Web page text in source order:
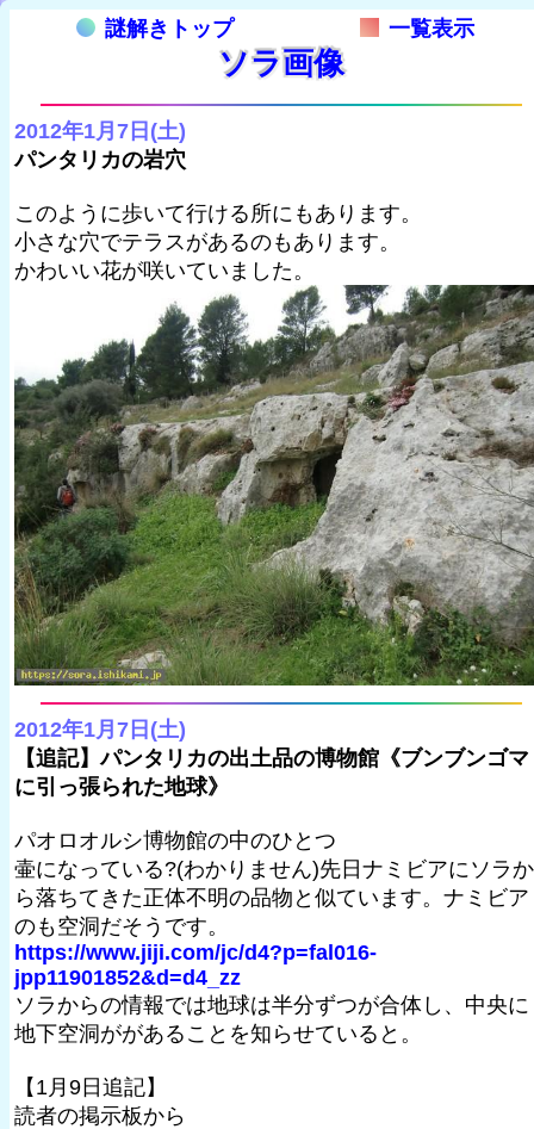
謎解きトップ 一覧表示
ソラ画像
2012年1月7日(土)
パンタリカの岩穴
このように歩いて行ける所にもあります。
小さな穴でテラスがあるのもあります。
かわいい花が咲いていました。
2012年1月7日(土)
【追記】パンタリカの出土品の博物館《ブンブンゴマ
に引っ張られた地球》
パオロオルシ博物館の中のひとつ
壷になっている?(わかりません)先日ナミビアにソラか
ら落ちてきた正体不明の品物と似ています。ナミビア
のも空洞だそうです。
https://www.jiji.com/jc/d4?p=fal016-
jpp11901852&d=d4_zz
ソラからの情報では地球は半分ずつが合体し、中央に
地下空洞ががあることを知らせていると。
【1月9日追記】
読者の掲示板から